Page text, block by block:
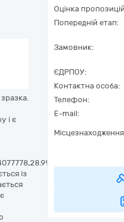
і є
із
Оцінка
Попередній етап:
Замовник:
ЄДРПОУ:
Контактна особа:
Телефон:
E-mail: